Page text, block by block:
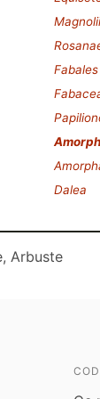
Fabales
Dalea
Arbuste